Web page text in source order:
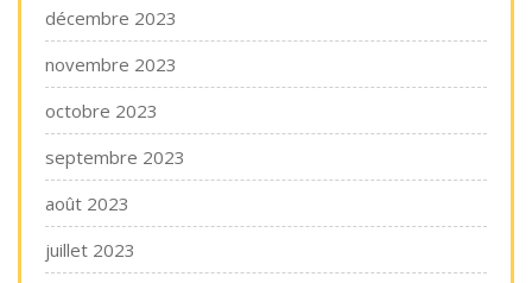
décembre 2023
novembre 2023
octobre 2023
septembre 2023
août 2023
juillet 2023